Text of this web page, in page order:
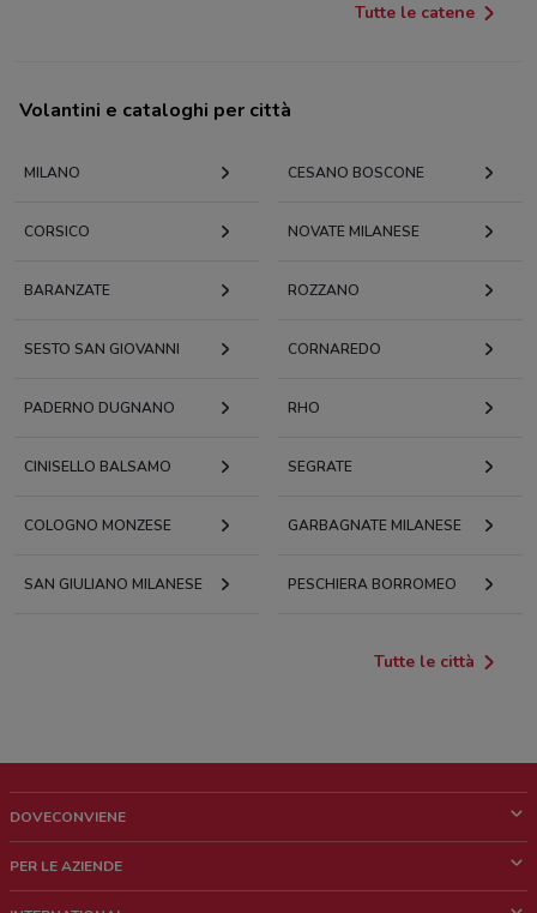
Tutte le catene
Volantini e cataloghi per città
MILANO CESANO BOSCONE
CORSICO NOVATE MILANESE
BARANZATE ROZZANO
SESTO SAN GIOVANNI CORNAREDO
PADERNO DUGNANO RHO
CINISELLO BALSAMO SEGRATE
COLOGNO MONZESE GARBAGNATE MILANESE
SAN GIULIANO MILANESE PESCHIERA BORROMEO
Tutte le città
DOVECONVIENE
Chi siamo
PER LE AZIENDE